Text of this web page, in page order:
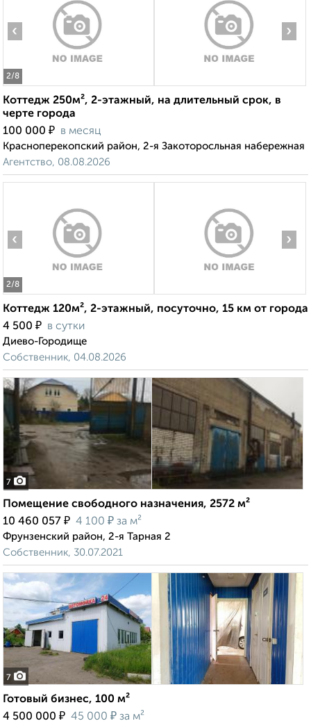
2/8
‹ ›
Коттедж 250м², 2-этажный, на длительный срок, в
черте города
100 000 ₽ в месяц
Красноперекопский район, 2-я Закоторосльная набережная
Агентство, 08.08.2026
2/8
‹ ›
Коттедж 120м², 2-этажный, посуточно, 15 км от города
4 500 ₽ в сутки
Диево-Городище
Собственник, 04.08.2026
7
Помещение свободного назначения, 2572 м²
10 460 057 ₽ 4 100 ₽ за м²
Фрунзенский район, 2-я Тарная 2
Собственник, 30.07.2021
7
Готовый бизнес, 100 м²
4 500 000 ₽ 45 000 ₽ за м²